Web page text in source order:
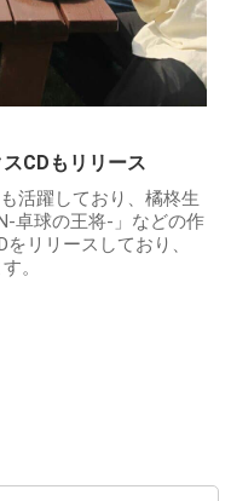
CDもリリース
活躍しており、橘柊生
卓球の王将-」などの作
リリースしており、
。